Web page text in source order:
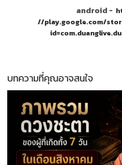
android -
//play.google.com/
บทความที่คุณอาจสนใจ